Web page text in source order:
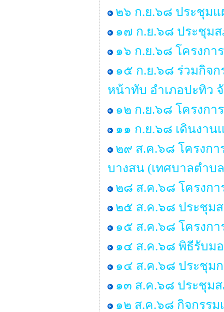
๒๖ ก.ย.๖๘ ประชุม
๑๗ ก.ย.๖๘ ประชุม
๑๖ ก.ย.๖๘ โครงกา
๑๕ ก.ย.๖๘ ร่วมกิจ
หน้าทับ อำเภอปะทิว
๑๒ ก.ย.๖๘ โครงกา
๑๑ ก.ย.๖๘ เดินงาน
๒๙ ส.ค.๖๘ โครงกา
บางสน (เทศบาลตำบ
๒๘ ส.ค.๖๘ โครงก
๒๕ ส.ค.๖๘ ประชุม
๑๕ ส.ค.๖๘ โครงก
๑๔ ส.ค.๖๘ พิธีรับม
๑๔ ส.ค.๖๘ ประชุม
๑๓ ส.ค.๖๘ ประชุม
๑๒ ส.ค.๖๘ กิจกรรม